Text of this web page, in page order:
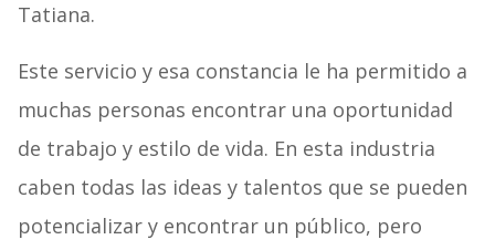
Tatiana.
Este servicio y esa constancia le ha permitido a
muchas personas encontrar una oportunidad
de trabajo y estilo de vida. En esta industria
caben todas las ideas y talentos que se pueden
potencializar y encontrar un público, pero